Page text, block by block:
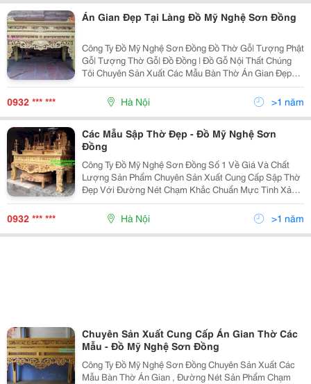
Án Gian Đẹp Tại Làng Đồ Mỹ Nghệ Sơn Đồng
Công Ty Đồ Mỹ Nghệ Sơn Đồng Đồ Thờ Gỗ| Tượng Phật
Gỗ| Tượng Thờ Gỗ| Đồ Đồng | Đồ Gỗ Nội Thất Chúng
Tôi Chuyên Sản Xuất Các Mẫu Bàn Thờ Án Gian Đẹp
Với Đường Nét Sản Phẩm Chạm Khắc Tinh Xảo Chuẩn
Mực, Mềm Mại Và Độc Đáo Theo Yêu Cầu Phù Hợp Mọi
0932 *** *** Hà Nội >1 năm
Các Mẫu Sập Thờ Đẹp - Đồ Mỹ Nghệ Sơn
Đồng
Công Ty Đồ Mỹ Nghệ Sơn Đồng Số 1 Về Giá Và Chất
Lượng Sản Phẩm Chuyên Sản Xuất Cung Cấp Sập Thờ
Đẹp Với Đường Nét Chạm Khắc Chuẩn Mực Tinh Xảo,
Độc Đáo Hợp Phong Thủy Và Đáp Ứng Mọi Yêu Cầu
Khắt Khe Nhất Của Quý Khách Hàng. Sản Phẩm Của
Chúng T
0932 *** *** Hà Nội >1 năm
Chuyên Sản Xuất Cung Cấp Án Gian Thờ Các
Mẫu - Đồ Mỹ Nghệ Sơn Đồng
Công Ty Đồ Mỹ Nghệ Sơn Đồng Chuyên Sản Xuất Các
Mẫu Bàn Thờ Án Gian , Đường Nét Sản Phẩm Chạm